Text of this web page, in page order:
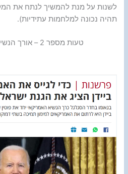
לשנות על מנת להמשיך לנתח את
תהיה נכונה למלחמות עתידיות).
טעות מספר 2 – אורך הנשימה מממשל ביידן